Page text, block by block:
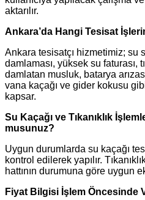
aktarılır.
Ankara’da Hangi Tesisat
Ankara tesisatçı hizmetimiz; su
damlaması, yüksek su faturası,
damlatan musluk, batarya
vana kaçağı ve gider kokusu
kapsar.
Su Kaçağı ve Tıkanıklık
musunuz?
Uygun durumlarda su kaçağı
kontrol edilerek yapılır.
hattının durumuna göre uygun
Fiyat Bilgisi İşlem Öncesinde